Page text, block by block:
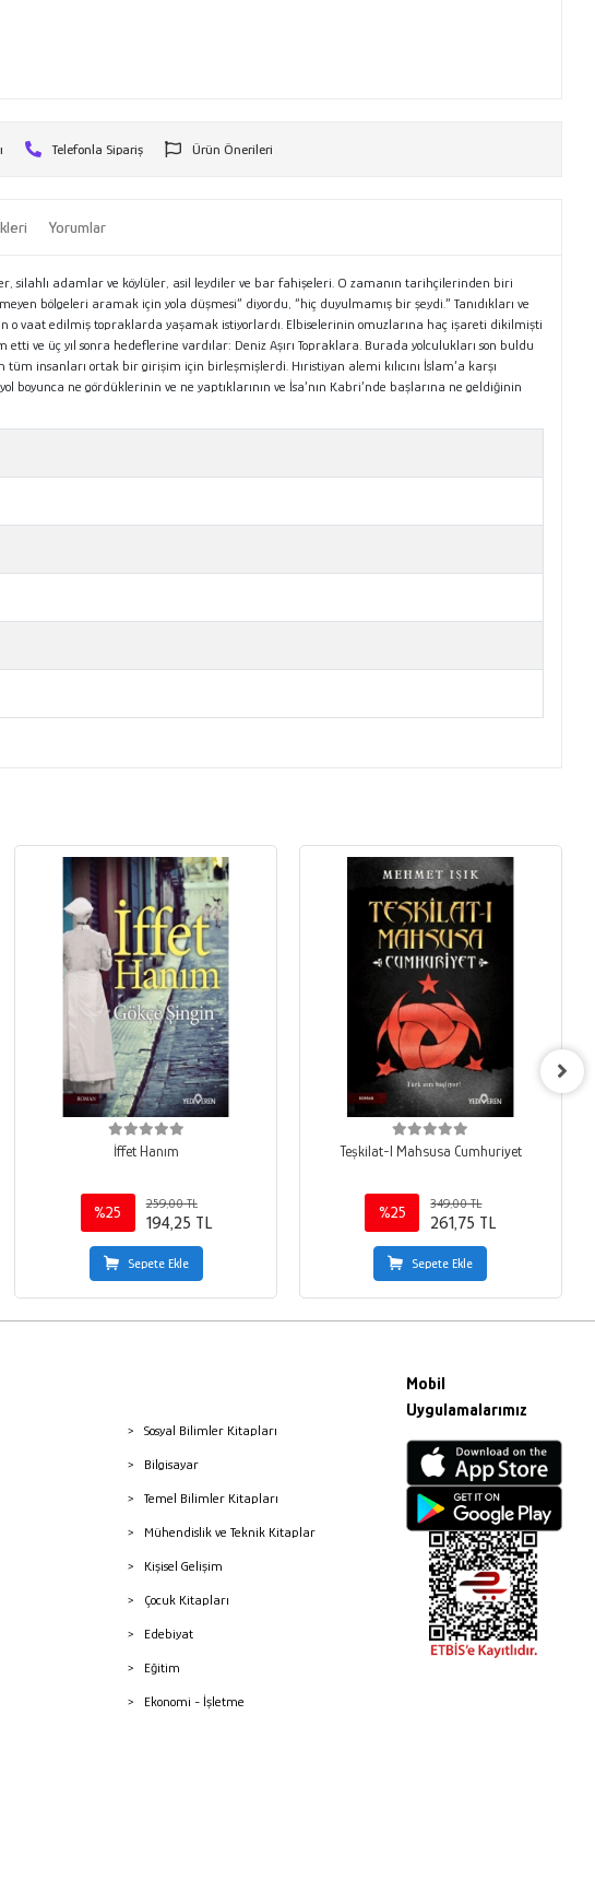
Telefonla Sipariş Ürün Önerileri
Yorumlar
silahlı adamlar ve köylüler, asil leydiler ve bar fahişeleri. O zamanın tarihçilerinden biri
bölgeleri aramak için yola düşmesi” diyordu, “hiç duyulmamış bir şeydi.” Tanıdıkları ve
o vaat edilmiş topraklarda yaşamak istiyorlardı. Elbiselerinin omuzlarına haç işareti dikilmişti
ve üç yıl sonra hedeflerine vardılar: Deniz Aşırı Topraklara. Burada yolculukları son buldu
insanları ortak bir girişim için birleşmişlerdi. Hıristiyan alemi kılıcını İslam’a karşı
boyunca ne gördüklerinin ve ne yaptıklarının ve İsa’nın Kabri’nde başlarına ne geldiğinin
İffet Hanım
%25
259,00 TL
194,25 TL
Sepete Ekle
Teşkilat-I Mahsusa Cumhuriyet
%25
349,00 TL
261,75 TL
Sepete Ekle
Sosyal Bilimler Kitapları
Bilgisayar
Temel Bilimler Kitapları
Mühendislik ve Teknik Kitaplar
Kişisel Gelişim
Çocuk Kitapları
Edebiyat
Eğitim
Ekonomi - İşletme
Mobil
Uygulamalarımız